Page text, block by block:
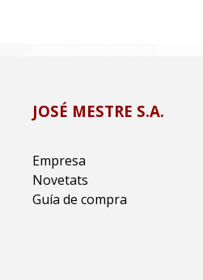
JOSÉ MESTRE S.A.
Empresa
Novetats
Guía de compra